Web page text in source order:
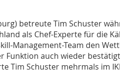
betreute Tim Schuster
als Chef-Experte für die
Management-Team den
Funktion auch wieder
Tim Schuster mehrmals im